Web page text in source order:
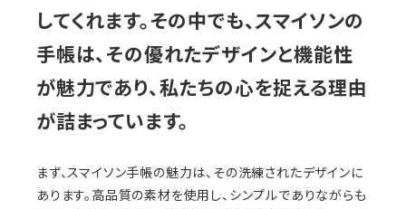
してくれます。その中でも、スマイソンの
手帳は、その優れたデザインと機能性
が魅力であり、私たちの心を捉える理由
が詰まっています。
まず、スマイソン手帳の魅力は、その洗練されたデザインに
あります。高品質の素材を使用し、シンプルでありながらも